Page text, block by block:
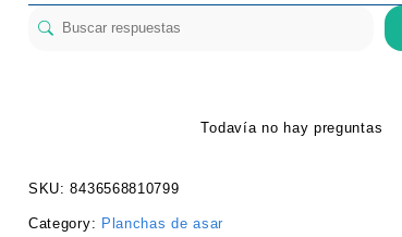
Todavía no hay preguntas
SKU:8436568810799
Category: Planchas de asar